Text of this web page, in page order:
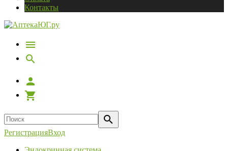
Контакты
РегистрацияВход